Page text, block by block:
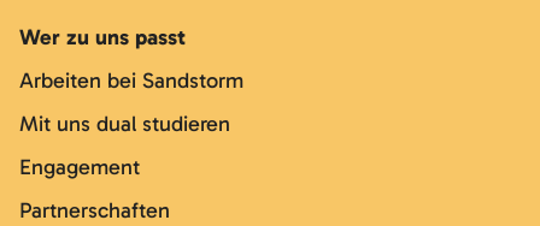
Wer zu uns passt
Arbeiten bei Sandstorm
Mit uns dual studieren
Engagement
Partnerschaften